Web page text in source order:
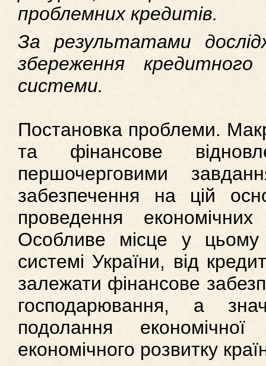
проблемних кредитів.
За результатами
збереження кредитного
системи.
Постановка проблеми.
та фінансове
першочерговими
забезпечення на цій
проведення
Особливе місце у цьому
системі України, від
залежати фінансове
господарювання, а
подолання
економічного розвитку